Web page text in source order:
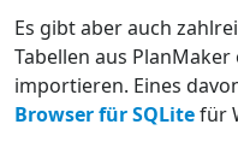
Es gibt aber auch
Tabellen aus PlanMaker
importieren. Eines
Browser für SQLitefür